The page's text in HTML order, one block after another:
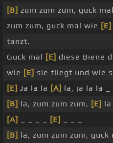
[B] zum zum zum, guck mal
zum zum, guck mal wie [E]
tanzt.
Guck mal [E] diese Biene
wie [E] sie fliegt und wie
[E] Ja la la [A] la, ja la la _
[B] la, zum zum zum, [E] la
[A]
[E]
[B] la, zum zum zum, guck